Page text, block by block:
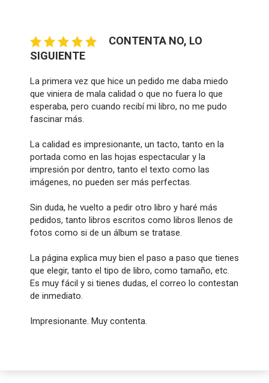
CONTENTA NO, LO
SIGUIENTE
La primera vez que hice un pedido me daba miedo
que viniera de mala calidad o que no fuera lo que
esperaba, pero cuando recibí mi libro, no me pudo
fascinar más.
La calidad es impresionante, un tacto, tanto en la
portada como en las hojas espectacular y la
impresión por dentro, tanto el texto como las
imágenes, no pueden ser más perfectas.
Sin duda, he vuelto a pedir otro libro y haré más
pedidos, tanto libros escritos como libros llenos de
fotos como si de un álbum se tratase.
La página explica muy bien el paso a paso que tienes
que elegir, tanto el tipo de libro, como tamaño, etc.
Es muy fácil y si tienes dudas, el correo lo contestan
de inmediato.
Impresionante. Muy contenta.